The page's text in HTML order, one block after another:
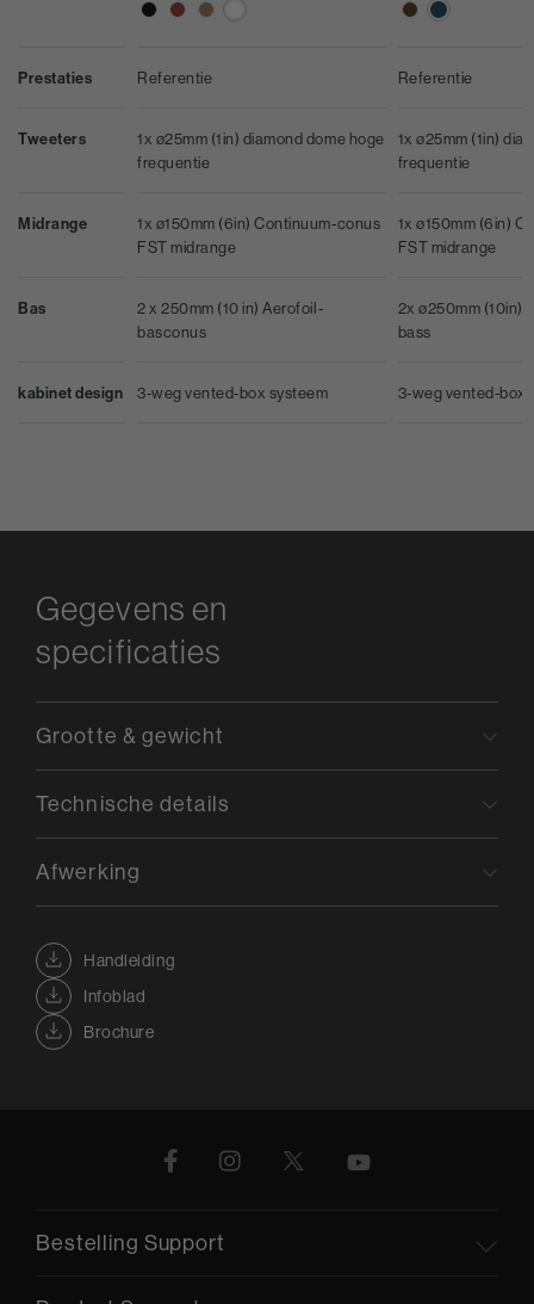
Prestaties
Tweeters
Midrange
Bas
kabinet design
Referentie
1x ø25mm (1in) diamond dome hoge
frequentie
1x ø150mm (6in) Continuum-conus
FST midrange
2 x 250mm (10 in) Aerofoil-
basconus
3-weg vented-box systeem
Referentie
1x ø25mm (1in)
frequentie
1x ø150mm (6in)
FST midrange
2x ø250mm (10in)
bass
3-weg vented-box
Gegevens en
specificaties
Handleiding
Infoblad
Brochure
Grootte & gewicht
Technische details
Afwerking
Bestelling Support